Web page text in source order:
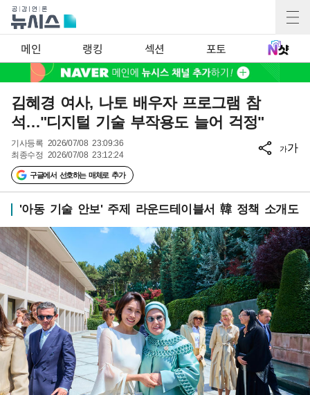
메인 랭킹 섹션 포토
김혜경 여사, 나토 배우자 프로그램 참
석…"디지털 기술 부작용도 늘어 걱정"
기사등록 2026/07/08 23:09:36
최종수정 2026/07/08 23:12:24
구글에서 선호하는 매체로 추가
가가
'아동 기술 안보' 주제 라운드테이블서 韓 정책 소개도